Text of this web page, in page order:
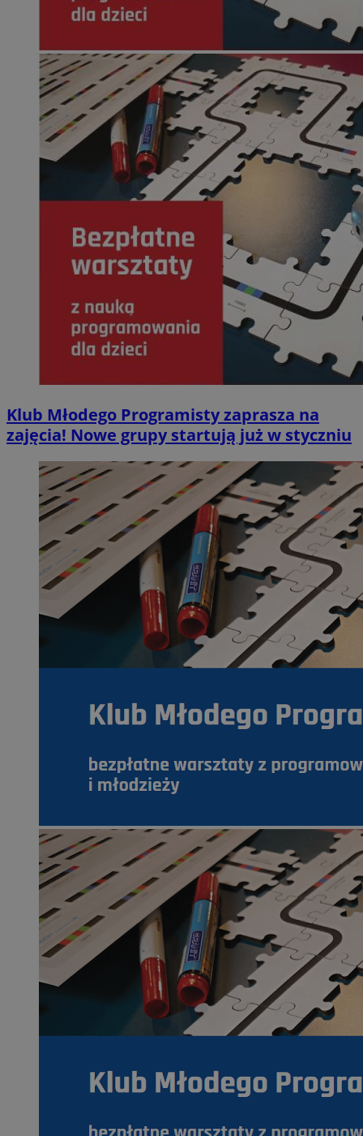
Klub Młodego Programisty zaprasza na
zajęcia! Nowe grupy startują już w styczniu